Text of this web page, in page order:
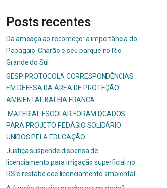
Posts recentes
Da ameaça ao recomeço: a importância do
Papagaio-Charão e seu parque no Rio
Grande do Sul
GESP PROTOCOLA CORRESPONDÊNCIAS
EM DEFESA DA ÁREA DE PROTEÇÃO
AMBIENTAL BALEIA FRANCA
MATERIAL ESCOLAR FORAM DOADOS
PARA PROJETO PEDÁGIO SOLIDÁRIO
UNIDOS PELA EDUCAÇÃO
Justiça suspende dispensa de
licenciamento para irrigação superficial no
RS e restabelece licenciamento ambiental